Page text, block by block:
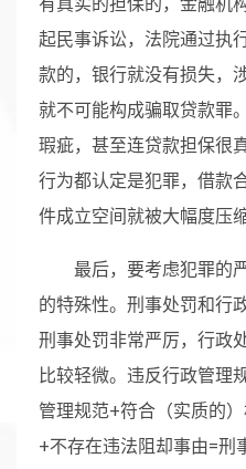
起民事诉讼，法院通过执
款的，银行就没有损失，
就不可能构成骗取贷款罪
瑕疵，甚至连贷款担保很
行为都认定是犯罪，借款
件成立空间就被大幅度压缩
最后，要考虑犯罪的
的特殊性。刑事处罚和行
刑事处罚非常严厉，行政
比较轻微。违反行政管理
管理规范+符合（实质的
+不存在违法阻却事由=刑